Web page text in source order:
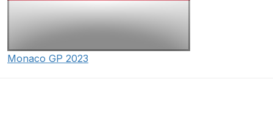
Monaco GP 2023